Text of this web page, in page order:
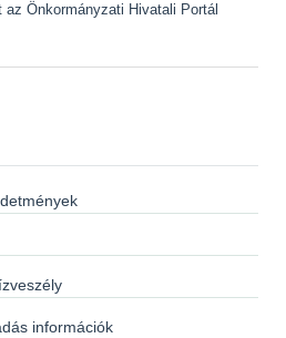
Önkormányzati Hivatali Portál
információk